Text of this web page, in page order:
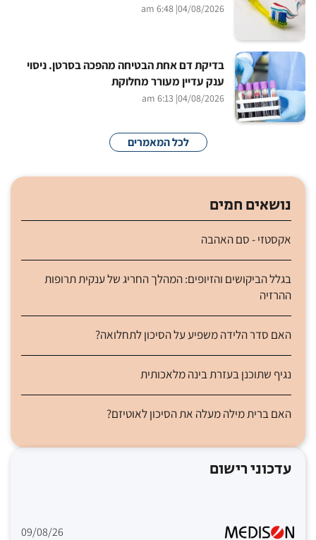
04/08/2026
| 6:48 am
בדיקת דם אחת הבטיחה מהפכה בסרטן. ניסוי
ענק עדיין מעורר מחלוקת
04/08/2026
| 6:13 am
לכל המאמרים
נושאים חמים
אקסטזי - סם האהבה
בגלל הביקושים והזיופים: המהלך החריג של ענקית תרופות
ההרזיה
האם סדר הלידה משפיע על הסיכון לתחלואה?
נגיף שתוכנן בעזרת בינה מלאכותית
האם ברית מילה מעלה את הסיכון לאוטיזם?
עדכוני רישום
09/08/26